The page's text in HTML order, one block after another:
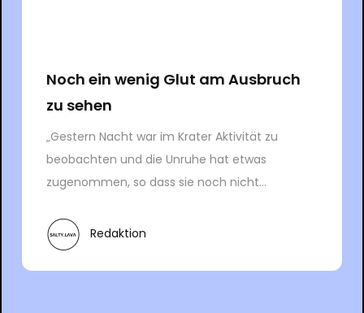
Noch ein wenig Glut am Ausbruch
zu sehen
„Gestern Nacht war im Krater Aktivität zu
beobachten und die Unruhe hat etwas
zugenommen, so dass sie noch nicht...
Redaktion